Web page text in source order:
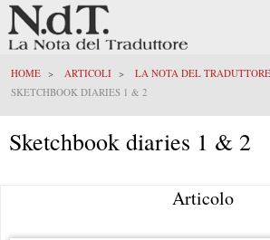
HOME ARTICOLI LA NOTA DEL TRADUTTORE
SKETCHBOOK DIARIES 1 & 2
Sketchbook diaries 1 & 2
Articolo